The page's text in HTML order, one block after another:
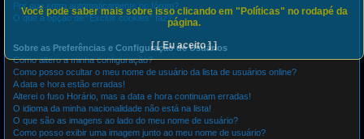
Por que entro automaticamente no fórum?
O que a opção de “Excluir cookies” faz?
Sobre as Preferências e Configuração de Usuários
Como altero a minha configuração?
Como posso ocultar o meu nome de usuário da lista de usuários online?
A data e hora estão erradas!
Alterei o fuso Horário, mas a data e hora continuam erradas!
O idioma da minha nacionalidade não está na lista!
O que são as imagens ao lado do meu nome de usuário?
Como posso exibir uma imagem junto ao meu nome de usuário?
Você pode saber mais sobre isso clicando em "Políticas" no rodapé da
página.
[ [ Eu aceito ] ]